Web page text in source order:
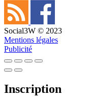
Social3W © 2023
Mentions légales
Publicité
Inscription